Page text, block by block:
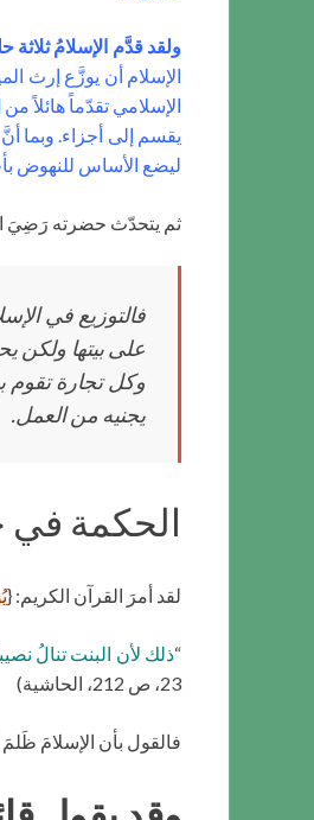
ولقد قدَّم الإسلامُ ثلاثة
الإسلام أن يوزَّع إرث
الإسلامي تقدّماً هائلاً
يقسم إلى أجزاء. وبما
ليضع الأساس للنهوض
ثم يتحدّث حضرته رَضِيَ
فالتوزيع في
على بيتها
وكل تجارة تقوم
يجنيه من العمل.
الحكمة في
لقد أمرَ القرآن الكريم: {
“ذلك لأن البنت تنالُ
23، ص 212، الحاشية)
فالقول بأن الإسلامَ